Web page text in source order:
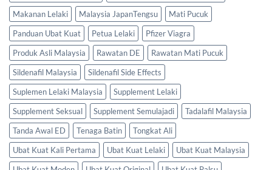
Makanan Lelaki
Malaysia JapanTengsu
Mati Pucuk
Panduan Ubat Kuat
Petua Lelaki
Pfizer Viagra
Produk Asli Malaysia
Rawatan DE
Rawatan Mati Pucuk
Sildenafil Malaysia
Sildenafil Side Effects
Suplemen Lelaki Malaysia
Supplement Lelaki
Supplement Seksual
Supplement Semulajadi
Tadalafil Malaysia
Tanda Awal ED
Tenaga Batin
Tongkat Ali
Ubat Kuat Kali Pertama
Ubat Kuat Lelaki
Ubat Kuat Malaysia